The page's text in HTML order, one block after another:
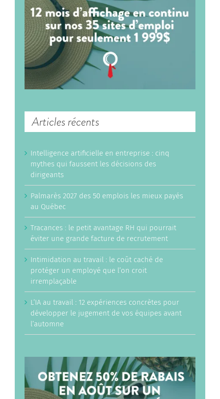
Articles récents
Intelligence artificielle en entreprise : cinq
mythes qui faussent les décisions des
dirigeants
Palmarès 2027 des 50 emplois les mieux payés
au Québec
Tracances : le petit avantage RH qui pourrait
éviter une grande facture de recrutement
Intimidation au travail : le coût caché de
protéger un employé que l’on croit
irremplaçable
L’IA au travail : 12 expériences concrètes pour
développer le jugement de vos équipes avant
l’automne